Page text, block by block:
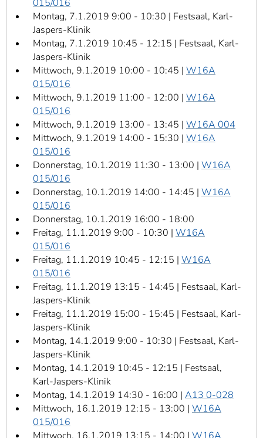
015/016
Montag, 7.1.2019 9:00 - 10:30 | Festsaal, Karl-
Jaspers-Klinik
Montag, 7.1.2019 10:45 - 12:15 | Festsaal, Karl-
Jaspers-Klinik
Mittwoch, 9.1.2019 10:00 - 10:45 | W16A
015/016
Mittwoch, 9.1.2019 11:00 - 12:00 | W16A
015/016
Mittwoch, 9.1.2019 13:00 - 13:45 | W16A 004
Mittwoch, 9.1.2019 14:00 - 15:30 | W16A
015/016
Donnerstag, 10.1.2019 11:30 - 13:00 | W16A
015/016
Donnerstag, 10.1.2019 14:00 - 14:45 | W16A
015/016
Donnerstag, 10.1.2019 16:00 - 18:00
Freitag, 11.1.2019 9:00 - 10:30 | W16A
015/016
Freitag, 11.1.2019 10:45 - 12:15 | W16A
015/016
Freitag, 11.1.2019 13:15 - 14:45 | Festsaal, Karl-
Jaspers-Klinik
Freitag, 11.1.2019 15:00 - 15:45 | Festsaal, Karl-
Jaspers-Klinik
Montag, 14.1.2019 9:00 - 10:30 | Festsaal, Karl-
Jaspers-Klinik
Montag, 14.1.2019 10:45 - 12:15 | Festsaal,
Karl-Jaspers-Klinik
Montag, 14.1.2019 14:30 - 16:00 | A13 0-028
Mittwoch, 16.1.2019 12:15 - 13:00 | W16A
015/016